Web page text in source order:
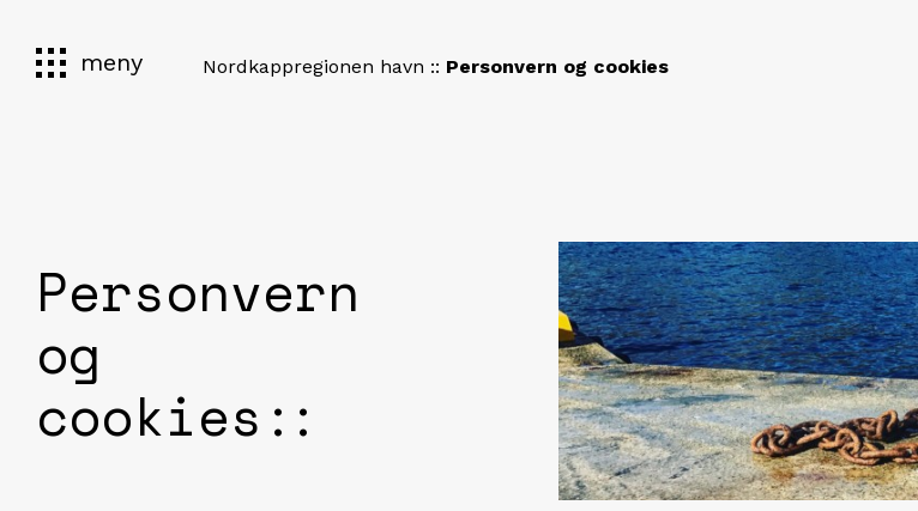
meny Nordkappregionen havn :: Personvern og cookies
Personvern
og
cookies